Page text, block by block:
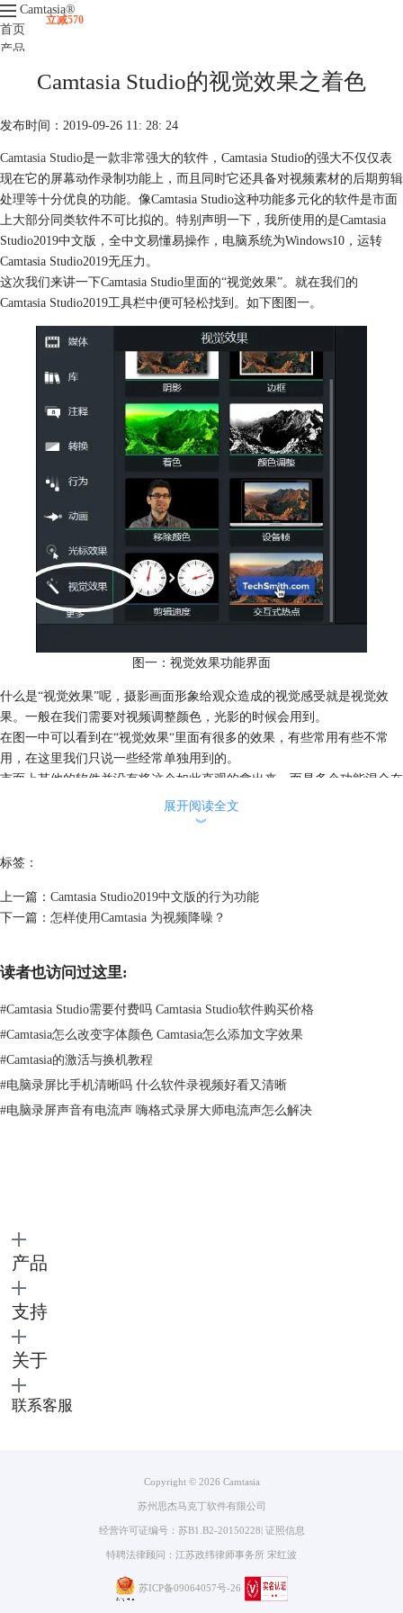
Camtasia®
首页
产品
立减570
视频课程
Camtasia Studio的视觉效果之着色
发布时间：2019-09-26 11: 28: 24
Camtasia Studio是一款非常强大的软件，Camtasia Studio的强大不仅仅表
现在它的屏幕动作录制功能上，而且同时它还具备对视频素材的后期剪辑
处理等十分优良的功能。像Camtasia Studio这种功能多元化的软件是市面
上大部分同类软件不可比拟的。特别声明一下，我所使用的是Camtasia
Studio2019中文版，全中文易懂易操作，电脑系统为Windows10，运转
Camtasia Studio2019无压力。
这次我们来讲一下Camtasia Studio里面的“视觉效果”。就在我们的
Camtasia Studio2019工具栏中便可轻松找到。如下图图一。
图一：视觉效果功能界面
什么是“视觉效果”呢，摄影画面形象给观众造成的视觉感受就是视觉效
果。一般在我们需要对视频调整颜色，光影的时候会用到。
在图一中可以看到在“视觉效果“里面有很多的效果，有些常用有些不常
用，在这里我们只说一些经常单独用到的。
市面上其他的软件并没有将这个如此直观的拿出来，而是多个功能混合在
一块，比较考验一个人的综合能力。
加方便，这是Camtasia Studio人性化的一大优势。
先说一下这个“着色“，选中”着色“拖入我们的监视面板。如下图图二。
在我这款Camtasia Studio中，“着色“效果的默认颜色是绿色。当然，如果
以软件默认的这个颜色来看的话，很丑。所以说就需要我们人为去主观的
调节。在面板的右侧，我们可以通过”颜色“来选择我们想要的色彩，点
击”颜色“画面那个向下的箭头，就可以打开的我们的色谱进行选择。，在
通过调整”数量“来确定”颜色“的多少。
接下来我根据自己的想法进行了一下处理，请看下图。
图四：着色效果处理后
在这里我选择了这个颜色，主要是想实现一种翠绿，充满生机的感觉。对
颜色画面的处理没有统一的要求，一切都取决于自己的审美和整个片子的
展开阅读全文
︾
标签：
上一篇： Camtasia Studio2019中文版的行为功能
下一篇： 怎样使用Camtasia 为视频降噪？
读者也访问过这里:
#Camtasia Studio需要付费吗 Camtasia Studio软件购买价格
#Camtasia怎么改变字体颜色 Camtasia怎么添加文字效果
#Camtasia的激活与换机教程
#电脑录屏比手机清晰吗 什么软件录视频好看又清晰
#电脑录屏声音有电流声 嗨格式录屏大师电流声怎么解决
产品
支持
关于
联系客服
Copyright © 2026 Camtasia
苏州思杰马克丁软件有限公司
经营许可证编号：苏B1.B2-20150228 证照信息
特聘法律顾问：江苏政纬律师事务所 宋红波
苏ICP备09064057号-26